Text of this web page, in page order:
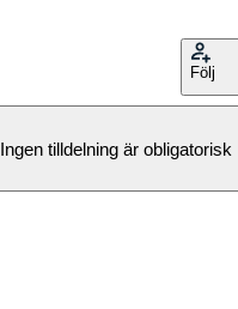
Följ
Ingen tilldelning är obligatorisk